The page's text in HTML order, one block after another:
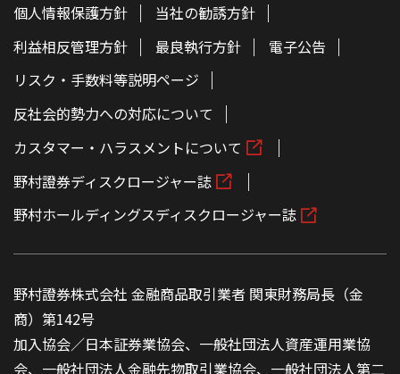
個人情報保護方針
当社の勧誘方針
利益相反管理方針
最良執行方針
電子公告
リスク・手数料等説明ページ
反社会的勢力への対応について
カスタマー・ハラスメントについて
野村證券ディスクロージャー誌
野村ホールディングスディスクロージャー誌
野村證券株式会社 金融商品取引業者 関東財務局長（金
商）第142号
加入協会／日本証券業協会、一般社団法人資産運用業協
会、一般社団法人金融先物取引業協会、一般社団法人第二